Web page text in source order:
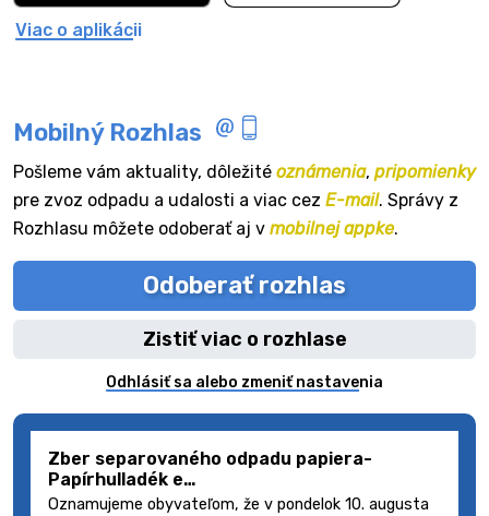
Viac o aplikácii
Mobilný Rozhlas
Pošleme vám aktuality, dôležité oznámenia, pripomienky
pre zvoz odpadu a udalosti a viac cez E-mail. Správy z
Rozhlasu môžete odoberať aj v mobilnej appke.
Odoberať rozhlas
Zistiť viac o rozhlase
Odhlásiť sa alebo zmeniť nastavenia
Zber separovaného odpadu papiera-
Papírhulladék e…
Oznamujeme obyvateľom, že v pondelok 10. augusta